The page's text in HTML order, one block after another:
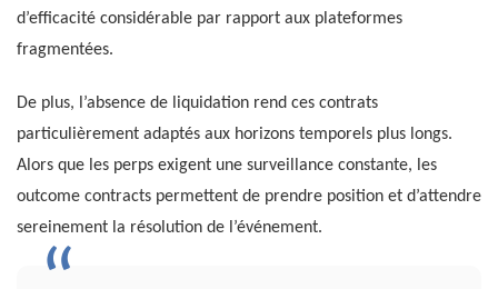
d’efficacité considérable par rapport aux plateformes
fragmentées.
De plus, l’absence de liquidation rend ces contrats
particulièrement adaptés aux horizons temporels plus longs.
Alors que les perps exigent une surveillance constante, les
outcome contracts permettent de prendre position et d’attendre
sereinement la résolution de l’événement.